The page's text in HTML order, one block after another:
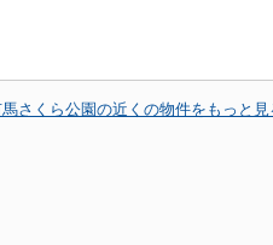
さくら公園の近くの物件をもっと見